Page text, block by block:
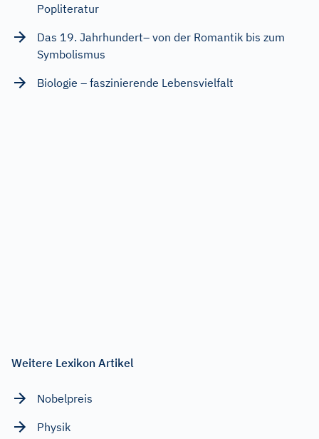
Popliteratur
Das 19. Jahrhundert– von der Romantik bis zum
Symbolismus
Biologie – faszinierende Lebensvielfalt
Weitere Lexikon Artikel
Nobelpreis
Physik